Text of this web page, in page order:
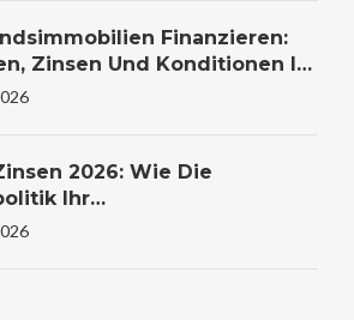
Finanzieren:
Zinsen Und Konditionen Im
2026: Wie Die
Ihr